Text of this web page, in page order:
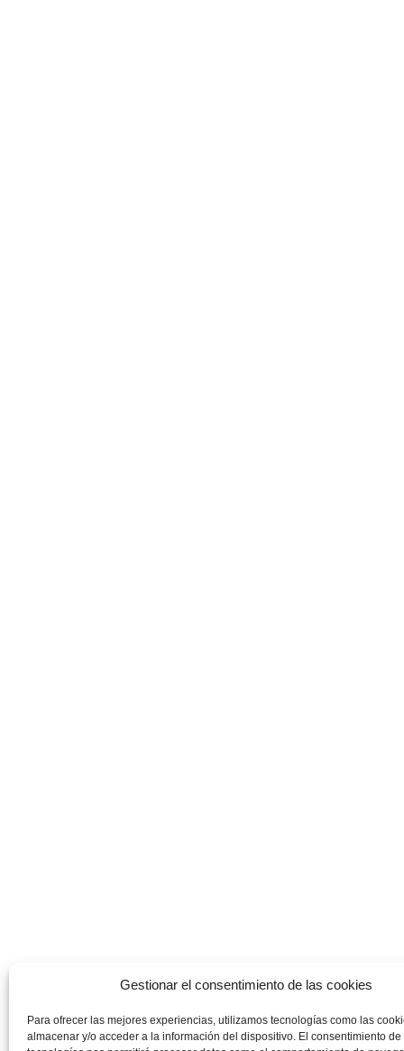
Gestionar el consentimiento de las cookies
Para ofrecer las mejores experiencias, utilizamos tecnologías como las
almacenar y/o acceder a la información del dispositivo. El consentimiento de